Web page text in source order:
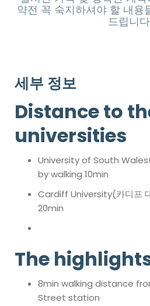
약전 꼭 숙지하셔야 할 내용
드립니
세부 정보
Distance to
universities
University of South
by walking 10min
Cardiff University(카디프
20min
The
8min walking distance
Street station